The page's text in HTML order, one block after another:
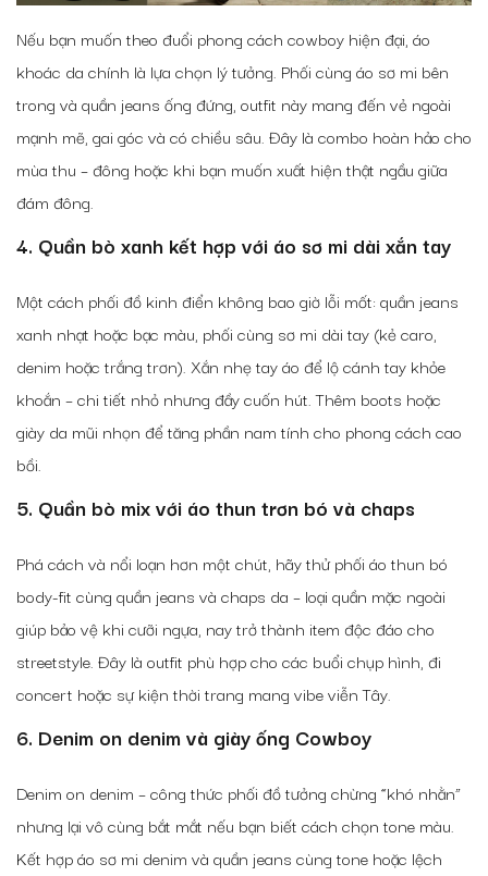
Nếu bạn muốn theo đuổi phong cách cowboy hiện đại, áo
khoác da chính là lựa chọn lý tưởng. Phối cùng áo sơ mi bên
trong và quần jeans ống đứng, outfit này mang đến vẻ ngoài
mạnh mẽ, gai góc và có chiều sâu. Đây là combo hoàn hảo cho
mùa thu – đông hoặc khi bạn muốn xuất hiện thật ngầu giữa
đám đông.
4. Quần bò xanh kết hợp với áo sơ mi dài xắn tay
Một cách phối đồ kinh điển không bao giờ lỗi mốt: quần jeans
xanh nhạt hoặc bạc màu, phối cùng sơ mi dài tay (kẻ caro,
denim hoặc trắng trơn). Xắn nhẹ tay áo để lộ cánh tay khỏe
khoắn – chi tiết nhỏ nhưng đầy cuốn hút. Thêm boots hoặc
giày da mũi nhọn để tăng phần nam tính cho phong cách cao
bồi.
5. Quần bò mix với áo thun trơn bó và chaps
Phá cách và nổi loạn hơn một chút, hãy thử phối áo thun bó
body-fit cùng quần jeans và chaps da – loại quần mặc ngoài
giúp bảo vệ khi cưỡi ngựa, nay trở thành item độc đáo cho
streetstyle. Đây là outfit phù hợp cho các buổi chụp hình, đi
concert hoặc sự kiện thời trang mang vibe viễn Tây.
6. Denim on denim và giày ống Cowboy
Denim on denim – công thức phối đồ tưởng chừng “khó nhằn”
nhưng lại vô cùng bắt mắt nếu bạn biết cách chọn tone màu.
Kết hợp áo sơ mi denim và quần jeans cùng tone hoặc lệch